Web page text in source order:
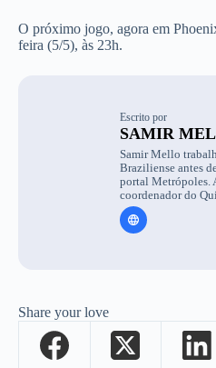
O próximo jogo, agora em
feira (5/5), às 23h.
Escrito por
SAMIR
Samir Mello
Braziliense antes
portal Metrópoles.
coordenador do
Share your love